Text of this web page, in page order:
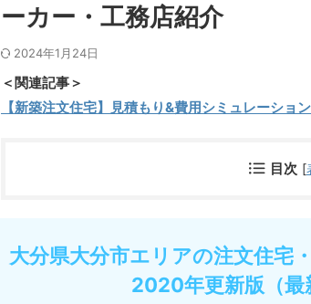
ーカー・工務店紹介
2024年1月24日
＜関連記事＞
【新築注文住宅】見積もり&費用シミュレーショ
目次 [
大分県大分市エリアの注文住宅
2020年更新版（最